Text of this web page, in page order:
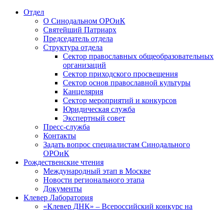
Отдел
О Синодальном ОРОиК
Святейший Патриарх
Председатель отдела
Структура отдела
Сектор православных общеобразовательных
организаций
Сектор приходского просвещения
Сектор основ православной культуры
Канцелярия
Сектор мероприятий и конкурсов
Юридическая служба
Экспертный совет
Пресс-служба
Контакты
Задать вопрос специалистам Синодального
ОРОиК
Рождественские чтения
Международный этап в Москве
Новости регионального этапа
Документы
Клевер Лаборатория
«Клевер ДНК» – Всероссийский конкурс на